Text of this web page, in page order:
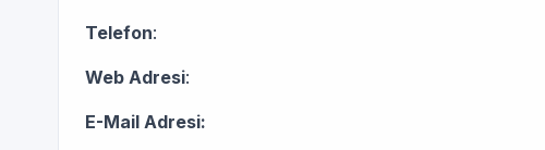
Telefon:
Web Adresi:
E-Mail Adresi: